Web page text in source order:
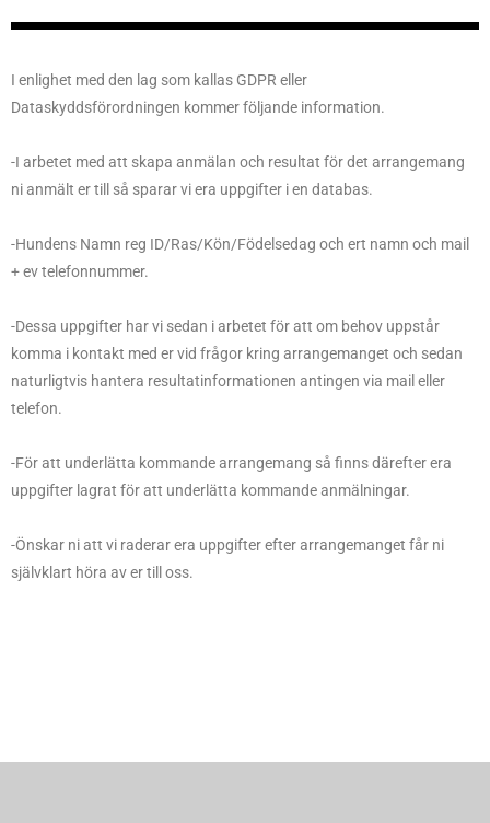
I enlighet med den lag som kallas GDPR eller
Dataskyddsförordningen kommer följande information.
-I arbetet med att skapa anmälan och resultat för det arrangemang
ni anmält er till så sparar vi era uppgifter i en databas.
-Hundens Namn reg ID/Ras/Kön/Födelsedag och ert namn och mail
+ ev telefonnummer.
-Dessa uppgifter har vi sedan i arbetet för att om behov uppstår
komma i kontakt med er vid frågor kring arrangemanget och sedan
naturligtvis hantera resultatinformationen antingen via mail eller
telefon.
-För att underlätta kommande arrangemang så finns därefter era
uppgifter lagrat för att underlätta kommande anmälningar.
-Önskar ni att vi raderar era uppgifter efter arrangemanget får ni
självklart höra av er till oss.